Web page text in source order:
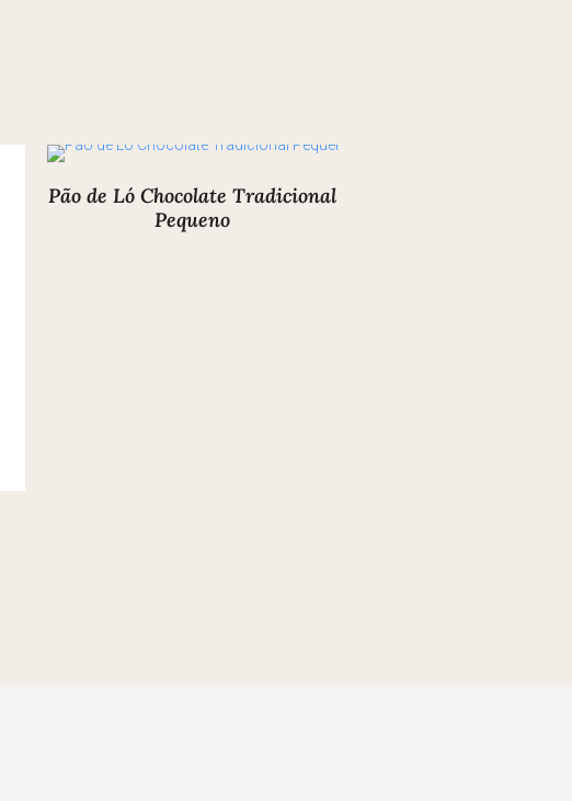
Pão de Ló Chocolate Tradicional
Pequeno